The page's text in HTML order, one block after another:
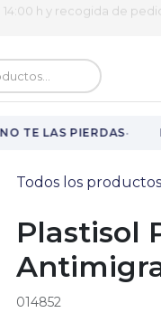
h y recogida de
TE LAS PIERDAS·
Todos los productos
Plastisol
014852